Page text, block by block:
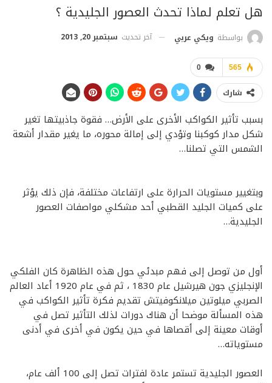
هل تعلم لماذا تحدث العصور الجليدية ؟
بواسطة ويكي عربي آخر تحديث سبتمبر 20, 2013
0 565
شارك
بسبب تأثير الكواكب الأخرى على الأرض… فقوة جاذبيتها تغير
شكل مدار كوكبنا وتؤدي إلى إمالة محوره، ما يغير مقدار أشعة
الشمس التي تصلنا…
وبتغيير مستويات الحرارة على ارتفاعات مختلفة، فإن ذلك يؤثر
على كميات الجليد القطبي أحد مشكلي مواصفات العصور
الجليدية…
أول من توصل إلى فهم مبدئي حول هذه الظاهرة كان الفلكي
الإنجليزي جون هيرشيل عام 1830 ، ثم في عام 1920 أعاد العالم
الصربي ميلوتين ميلانكوفيتش تقديم فكرة تأثير الكواكب في
هذه المسألة موضحا أن هناك دورات لذلك التأثير تصل في
أوقات معينة إلى أقصاها في حين يكون في أخرى في أدنى
مستوياته…
العصور الجليدية تستمر عادة لفترات تصل إلى 100 ألف عام،